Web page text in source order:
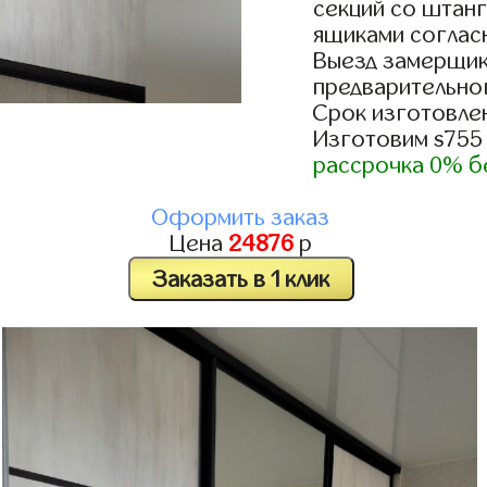
секций со
ящиками
Выезд
Срок
Изготовим
рассрочка 0%
Оформить заказ
Цена 24876 р
Заказать в 1 клик